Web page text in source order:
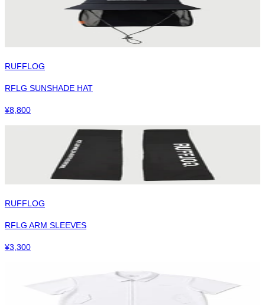
RUFFLOG
RFLG SUNSHADE HAT
¥8,800
RUFFLOG
RFLG ARM SLEEVES
¥3,300